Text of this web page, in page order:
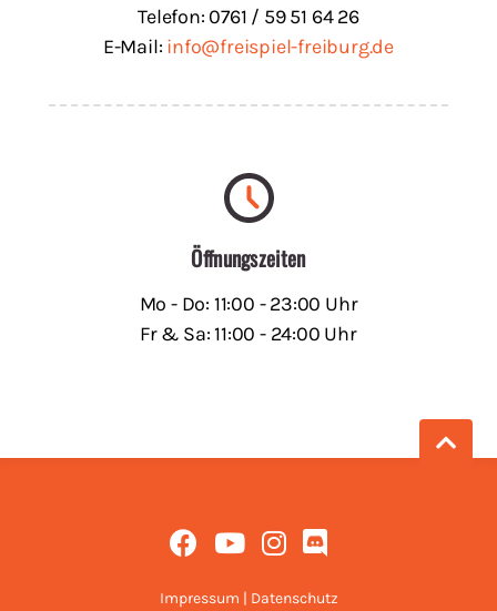
Telefon: 0761 / 59 51 64 26
E-Mail: info@freispiel-freiburg.de
Öffnungszeiten
Mo - Do: 11:00 - 23:00 Uhr
Fr & Sa: 11:00 - 24:00 Uhr
Impressum Datenschutz